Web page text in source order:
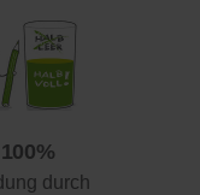
100%
durch